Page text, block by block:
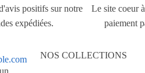
positifs sur notre
expédiées.
Le site coeur
paiement
NOS COLLECTIONS